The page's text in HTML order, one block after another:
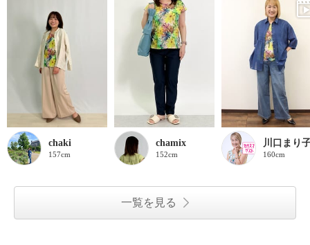
chaki
157cm
chamix
152cm
川口まり
160cm
一覧を見る